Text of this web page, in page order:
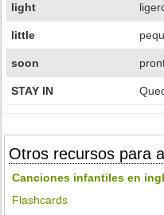
light
little
soon
STAY IN
Otros recursos para
Canciones infantiles en
Flashcards